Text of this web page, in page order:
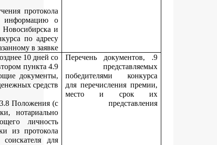
Департамент не позднее трех дней со дня получения
заседания координационного совета размещает
лауреатах конкурса на официальном сайте города
уведомляет победителей конкурса об итогах конкурса по
Победители конкурса (или их представители) не позднее 10
дня получения уведомления, указанного в абзаце втором
Положения, представляют в департамент следующие
необходимые для перечисления денежных
конкурсную документацию, предусмотренную п. 3.8
обязательным представлением оригиналов заявки,
заверенного перевода документа, удостоверяющего
соискателя – иностранного гражданина, выписки из
заседания совета о выдвижении кандидатуры